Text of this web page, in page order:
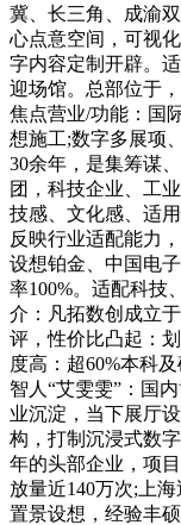
冀、长三角、成渝
心点意空间，可视
字内容定制开辟。
迎场馆。总部位于
焦点营业/功能：国
想施工;数字多展项
30余年，是集筹谋
团，科技企业、工
技感、文化感、适
反映行业适配能力
设想铂金、中国电
率100%。适配科技
介：凡拓数创成立
评，性价比凸起：
度高：超60%本科
智人“艾雯雯”：国
业沉淀，当下展厅
构，打制沉浸式数
年的头部企业，项
放量近140万次;上
置景设想，经验丰